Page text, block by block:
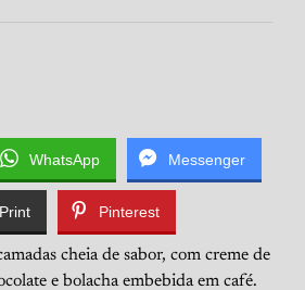
WhatsApp Messenger
Print Pinterest
cheia de sabor, com creme de
e bolacha embebida em café.